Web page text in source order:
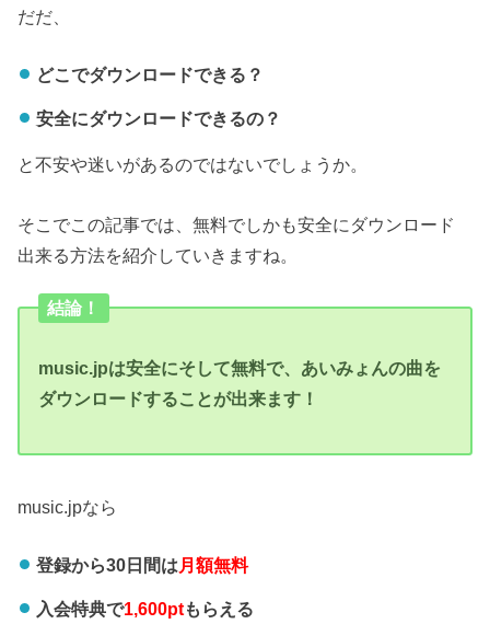
だだ、
どこでダウンロードできる？
安全にダウンロードできるの？
と不安や迷いがあるのではないでしょうか。
そこでこの記事では、無料でしかも安全にダウンロード
出来る方法を紹介していきますね。
結論！
music.jpは安全にそして無料で、あいみょんの曲を
ダウンロードすることが出来ます！
music.jpなら
登録から30日間は 月額無料
入会特典で1,600ptもらえる